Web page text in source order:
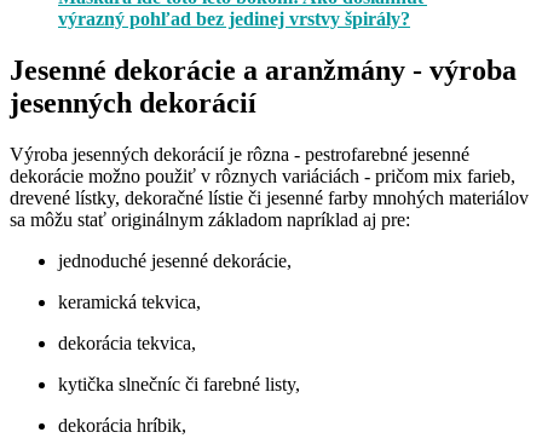
výrazný pohľad bez jedinej vrstvy špirály?
Jesenné dekorácie a aranžmány - výroba
jesenných dekorácií
Výroba jesenných dekorácií je rôzna - pestrofarebné jesenné
dekorácie možno použiť v rôznych variáciách - pričom mix farieb,
drevené lístky, dekoračné lístie či jesenné farby mnohých materiálov
sa môžu stať originálnym základom napríklad aj pre:
jednoduché jesenné dekorácie,
keramická tekvica,
dekorácia tekvica,
kytička slnečníc či farebné listy,
dekorácia hríbik,